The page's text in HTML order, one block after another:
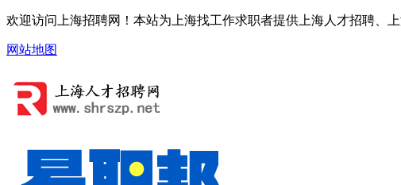
欢迎访问上海招聘网！本站为上海找工作求职者提供上海人才招聘、
网站地图